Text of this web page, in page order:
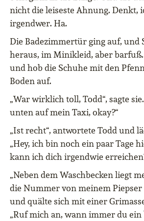
nicht die leiseste Ahnung. Denkt,
irgendwer. Ha.
Die Badezimmertür ging auf, und
heraus, im Minikleid, aber
und hob die Schuhe mit den
Boden auf.
„War wirklich toll, Todd“, sagte
unten auf mein Taxi, okay?“
„Ist recht“, antwortete Todd und
„Hey, ich bin noch ein paar Tage
kann ich dich irgendwie
„Neben dem Waschbecken liegt
die Nummer von meinem Piepser
und quälte sich mit einer
„Ruf mich an, wann immer du ein